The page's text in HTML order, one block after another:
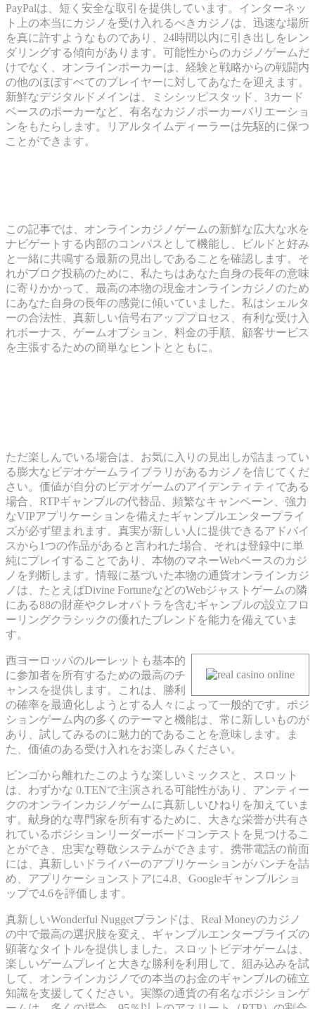
PayPalは、短く安全な取引を提供しています。インターネッ
ト上の本当にカジノを受け入れるべきカジノは、迅速な場所
を真に許すようなものであり、24時間以内に引き出しをレン
ダリングする傾向があります。可能性からのカジノゲームだ
けでなく、オンラインポーカーは、経験と戦略からの戦闘内
の他のほぼすべてのプレイヤーに対してあなたを迎えます。
新鮮なデジタルドメインは、ミシシッピスタッド、3カード
ベースのポーカーなど、有名なカジノポーカーバリエーショ
ンをもたらします。リアルタイムディーラーは先駆的に保つ
ことができます。
この記事では、オンラインカジノゲームの新鮮な広大な水を
ナビゲートする内部のコンパスとして機能し、ビルドと好み
と一緒に共鳴する最新の見出しであることを確認します。そ
れがブログ投稿のために、私たちはあなた自身の長年の意味
に寄りかかって、最高の本物の現金オンラインカジノのため
にあなた自身の長年の感覚に傾いていました。私はシェルタ
ーの合法性、真新しい信号右アッププロセス、有利な受け入
れボーナス、ゲームオプション、料金の手順、顧客サービス
を主張するための簡単なヒントとともに。
ただ楽しんでいる場合は、お気に入りの見出しが詰まってい
る膨大なビデオゲームライブラリがあるカジノを信じてくだ
さい。価値が自分のビデオゲームのアイデンティティである
場合、RTPギャンブルの代替品、頻繁なキャンペーン、強力
なVIPアプリケーションを備えたギャンブルエンタープライ
ズが必ず望まれます。真実が新しい人に提供できるアドバイ
スから1つの作品があると言われた場合、それは登録中に単
純にプレイすることであり、本物のマネーWebベースのカジ
ノを判断します。情報に基づいた本物の通貨オンラインカジ
ノは、たとえばDivine FortuneなどのWebジャストゲームの隣
にある88の財産やクレオパトラを含むギャンブルの設立フロ
ーリングクラシックの優れたブレンドを能力を備えていま
す。
西ヨーロッパのルーレットも基本的
に参加者を所有するための最高のチ
ャンスを提供します。これは、勝利
の確率を最適化しようとする人々によって一般的です。ポジ
ションゲーム内の多くのテーマと機能は、常に新しいものが
あり、試してみるのに魅力的であることを意味します。ま
た、価値のある受け入れをお楽しみください。
ビンゴから離れたこのような楽しいミックスと、スロット
は、わずかな 0.TENで主演される可能性があり、アンティー
クのオンラインカジノゲームに真新しいひねりを加えていま
す。献身的な専門家を所有するために、大きな栄誉が共有さ
れているポジションリーダーボードコンテストを見つけるこ
とができ、忠実な尊敬システムができます。携帯電話の前面
には、真新しいドライバーのアプリケーションがパンチを詰
め、アプリケーションストアに4.8、Googleギャンブルショ
ップで4.6を評価します。
真新しいWonderful Nuggetブランドは、Real Moneyのカジノ
の中で最高の選択肢を変え、ギャンブルエンタープライズの
顕著なタイトルを提供しました。スロットビデオゲームは、
楽しいゲームプレイと大きな勝利を利用して、組み込みを試
して、オンラインカジノでの本当のお金のギャンブルの確立
知識を支援してください。実際の通貨の有名なポジションゲ